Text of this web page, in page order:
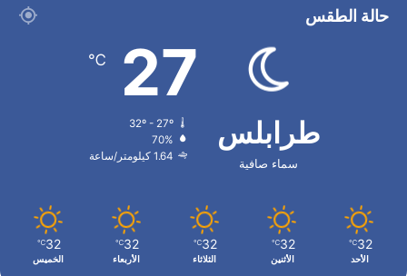
حالة الطقس
طرابلس
سماء صافية
27
℃
32º - 27º
70%
1.64 كيلومتر/ساعة
32
℃
الأحد
32
℃
الأثنين
32
℃
الثلاثاء
32
℃
الأربعاء
32
℃
الخميس